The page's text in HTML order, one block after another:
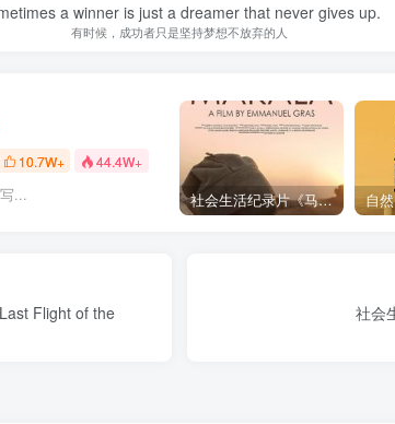
a winner is just a dreamer that never gives up.
有时候，成功者只是坚持梦想不放弃的人
10.7W+ 44.4W+
... 社会生活纪录片《马加拉 Makala》下载
Flight of the